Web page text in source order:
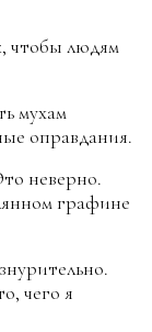
чтобы людям
мухам
оправдания.
неверно.
графине
чего я